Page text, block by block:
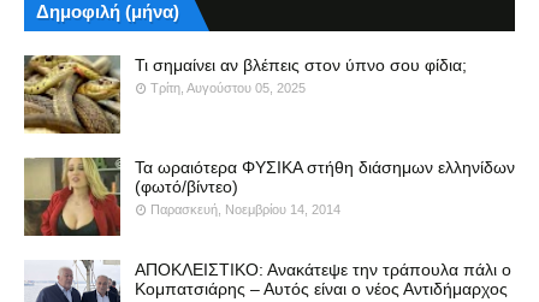
Δημοφιλή (μήνα)
Τι σημαίνει αν βλέπεις στον ύπνο σου φίδια;
Τρίτη, Αυγούστου 05, 2025
Τα ωραιότερα ΦΥΣΙΚΑ στήθη διάσημων ελληνίδων
(φωτό/βίντεο)
Παρασκευή, Νοεμβρίου 14, 2014
ΑΠΟΚΛΕΙΣΤΙΚΟ: Ανακάτεψε την τράπουλα πάλι ο
Κομπατσιάρης – Αυτός είναι ο νέος Αντιδήμαρχος